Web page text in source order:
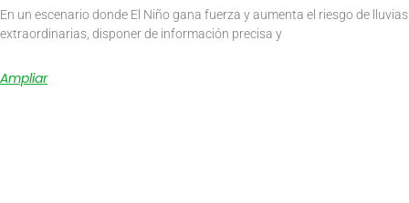
En un escenario donde El Niño gana fuerza y aumenta el riesgo de lluvias
extraordinarias, disponer de información precisa y
Ampliar